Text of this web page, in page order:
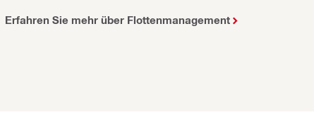
Erfahren Sie mehr über Flottenmanagement